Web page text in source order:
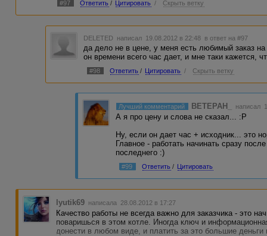
#97 Ответить / Цитировать / Скрыть ветку
DELETED написал 19.08.2012 в 22:48 в ответ на #97
да дело не в цене, у меня есть любимый заказ
он времени всего час дает, и мне таки кажется,
#98 Ответить / Цитировать / Скрыть ветку
Лучший комментарий BETEPAH_ написал
А я про цену и слова не сказал... :P
Ну, если он дает час + исходник... это
Главное - работать начинать сразу
последнего :)
#99 Ответить / Цитировать
lyutik69 написала 28.08.2012 в 17:27
Качество работы не всегда важно для заказчика - это
поваришься в этом котле. Иногда ключ и
донести в любом виде, и платить за это большие